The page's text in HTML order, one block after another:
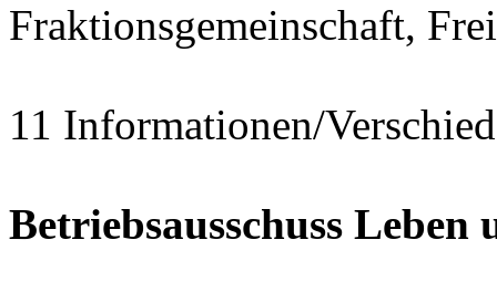
Fraktionsgemeinschaft,
11 Informationen/
Betriebsausschuss Leben